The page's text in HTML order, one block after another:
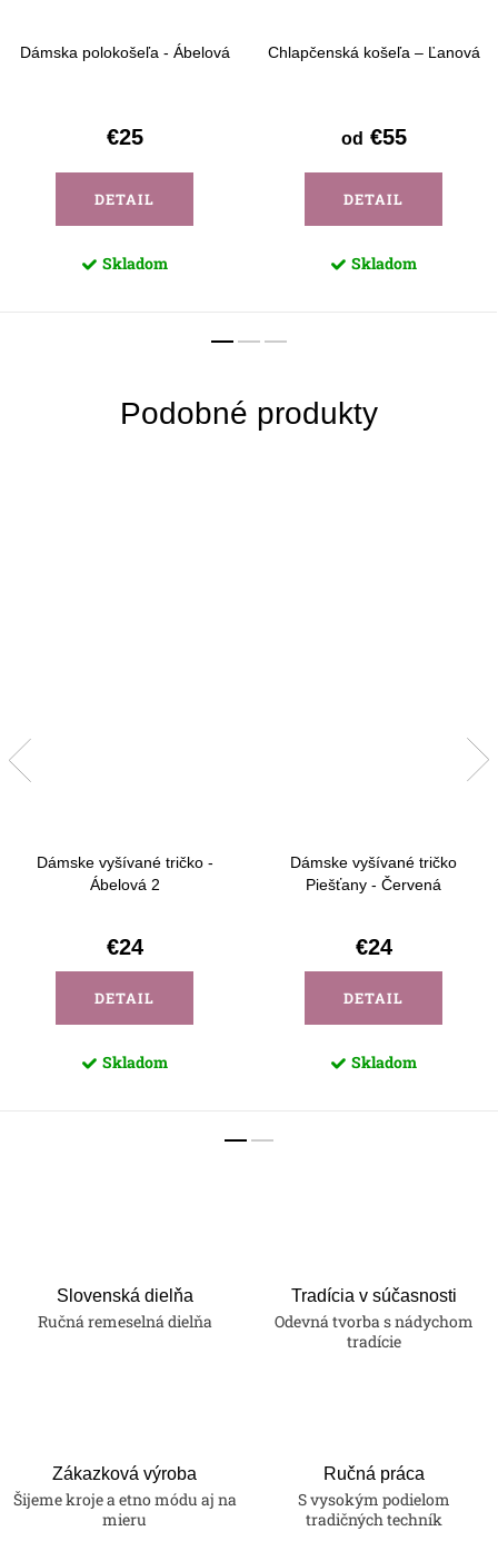
Dámska polokošeľa - Ábelová
€25
DETAIL
Skladom
Chlapčenská košeľa – Ľanová
od €55
DETAIL
Skladom
Dámske vyšívané tričko -
Ábelová 2
€24
DETAIL
Skladom
Dámske vyšívané tričko
Piešťany - Červená
€24
DETAIL
Skladom
Slovenská dielňa
Ručná remeselná dielňa
Tradícia v súčasnosti
Odevná tvorba s nádychom
tradície
Zákazková výroba
Šijeme kroje a etno módu aj na
mieru
Ručná práca
S vysokým podielom
tradičných techník